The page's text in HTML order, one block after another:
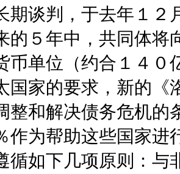
期谈判，于去年１
的５年中，共同体将
币单位（约合１４０
国家的要求，新的《
整和解决债务危机的
作为帮助这些国家进
循如下几项原则：与